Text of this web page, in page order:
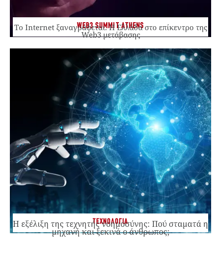
WEB3 SUMMIT ATHENS
Το Internet ξαναγράφεται. Η Ελλάδα στο επίκεντρο της
Web3 μετάβασης
ΤΕΧΝΟΛΟΓΙΑ
Η εξέλιξη της τεχνητής νοημοσύνης: Πού σταματά η
μηχανή και ξεκινά ο άνθρωπος;